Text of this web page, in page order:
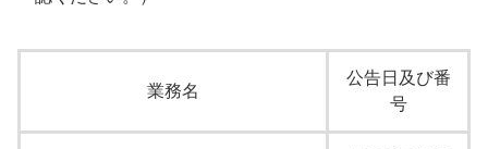
業務名
公告日及び番
号